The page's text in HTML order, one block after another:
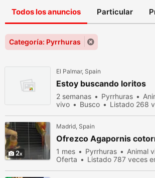
Todos los anuncios Particular
Categoría: Pyrrhuras
El Palmar, Spain
Estoy buscando loritos
2 semanas Pyrrhuras
vivo
Busco
Listado 268
2
Madrid, Spain
Ofrezco Agapornis
1 mes Pyrrhuras
Animal
Oferta
Listado 787 veces